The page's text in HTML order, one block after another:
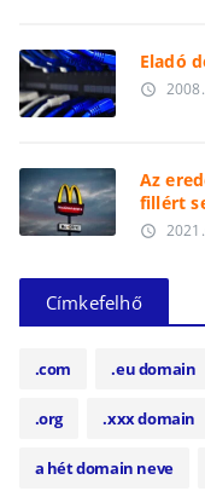
Eladó
access_time
Az
fillért
access_time
Címkefelhő
.com .eu domain
.org .xxx domain
a hét domain neve